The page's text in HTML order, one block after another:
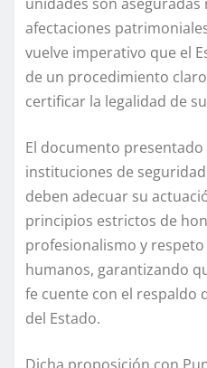
afectaciones
vuelve imperativo que el
de un procedimiento
certificar la legalidad de
El documento presentado
instituciones de
deben adecuar su
principios estrictos de
profesionalismo y
humanos, garantizando
fe cuente con el respaldo
del Estado.